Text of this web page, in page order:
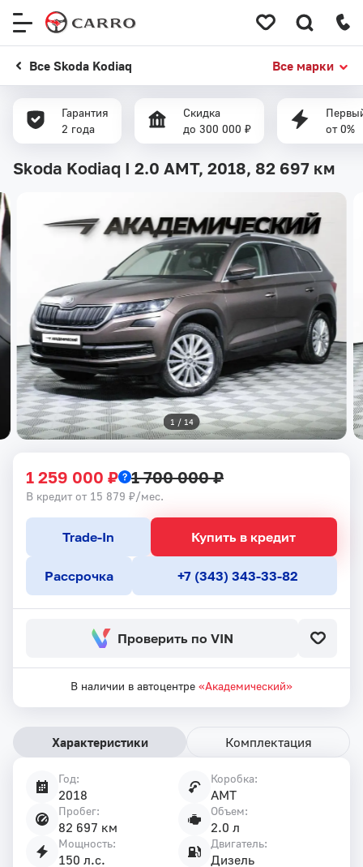
Все Skoda Kodiaq Все марки
Гарантия
2 года
Скидка
до 300 000 ₽
от 0%
Skoda Kodiaq I 2.0 AMT, 2018, 82 697 км
1 / 14
1 259 000 ₽ 1 700 000 ₽
В кредит от 15 879 ₽/мес.
Купить в кредит
Trade-In
Рассрочка +7 (343) 343-33-82
Проверить по VIN
В наличии в автоцентре «Академический»
Характеристики Комплектация
Год:
2018
Коробка:
AMT
Пробег:
82 697 км
Объем:
2.0 л
Мощность:
150 л.с.
Двигатель:
Дизель